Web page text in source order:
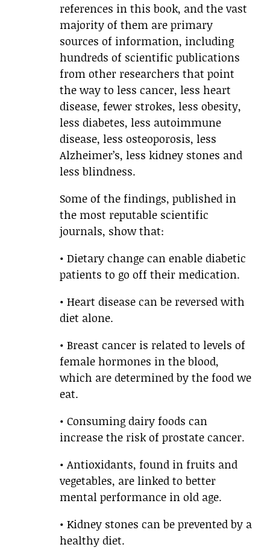
references in this book, and the vast
majority of them are primary
sources of information, including
hundreds of scientific publications
from other researchers that point
the way to less cancer, less heart
disease, fewer strokes, less obesity,
less diabetes, less autoimmune
disease, less osteoporosis, less
Alzheimer’s, less kidney stones and
less blindness.
Some of the findings, published in
the most reputable scientific
journals, show that:
• Dietary change can enable diabetic
patients to go off their medication.
• Heart disease can be reversed with
diet alone.
• Breast cancer is related to levels of
female hormones in the blood,
which are determined by the food we
eat.
• Consuming dairy foods can
increase the risk of prostate cancer.
• Antioxidants, found in fruits and
vegetables, are linked to better
mental performance in old age.
• Kidney stones can be prevented by a
healthy diet.